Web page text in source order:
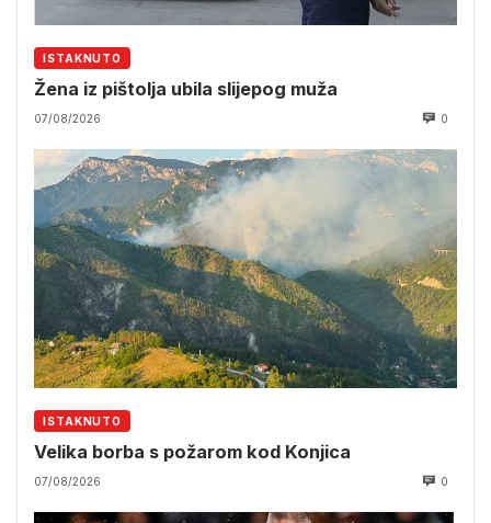
ISTAKNUTO
Žena iz pištolja ubila slijepog muža
07/08/2026 0
ISTAKNUTO
Velika borba s požarom kod Konjica
07/08/2026 0